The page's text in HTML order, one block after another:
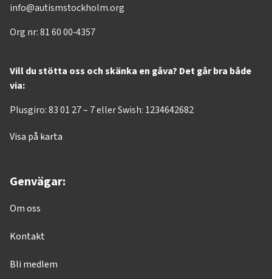
info@autismstockholm.org
Org nr: 81 60 00-4357
Vill du stötta oss och skänka en gåva? Det går bra både
via:
Plusgiro: 83 01 27 – 7 eller Swish: 1234642682
Visa på karta
Genvägar:
Om oss
Kontakt
Bli medlem